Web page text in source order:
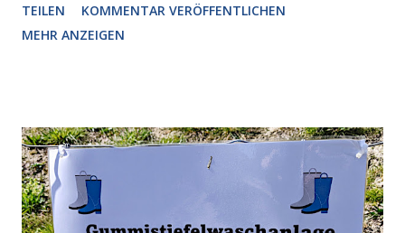
radikalisierte, weil sie ohnehin kurz vor dem Austausch
stand. Das ist sogar recht logisch, aber nicht, um den
unauffälliger machen muss, damit die KI rechtslastig
argumentiert. So wird jetzt berichtet, dass der neue Grok
bei diversen Anfragen zu kontroversen Themen auf dem
Weg zu einer Antwort erst einmal Elons eigene Sicht der
TEILEN
KOMMENTAR VERÖFFENTLICHEN
MEHR ANZEIGEN